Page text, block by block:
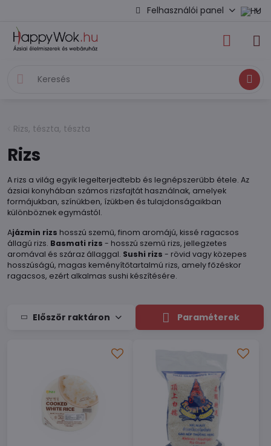
Felhasználói panel
Keresés
Rizs, tészta, tészta
Rizs
A rizs a világ egyik legelterjedtebb és legnépszerűbb étele. Az
ázsiai konyhában számos rizsfajtát használnak, amelyek
formájukban, színükben, ízükben és tulajdonságaikban
különböznek egymástól.
Ajázmin rizs hosszú szemű, finom aromájú, kissé ragacsos
állagú rizs. Basmati rizs - hosszú szemű rizs, jellegzetes
aromával és száraz állaggal. Sushi rizs - rövid vagy közepes
hosszúságú, magas keményítőtartalmú rizs, amely főzéskor
ragacsos, ezért alkalmas sushi készítésére.
Először raktáron Paraméterek